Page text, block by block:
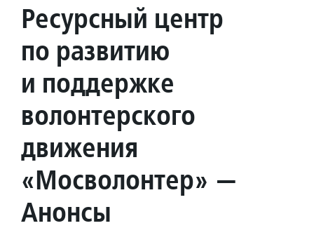
Ресурсный центр
по развитию
и поддержке
волонтерского
движения
«Мосволонтер» —
Анонсы